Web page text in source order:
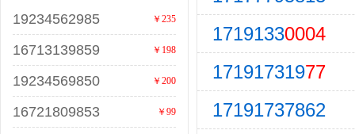
19234562985 ￥235
16713139859 ￥198
19234569850 ￥200
16721809853 ￥99
17191330004
17191731977
17191737862